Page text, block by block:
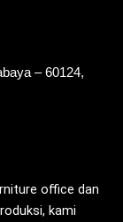
– 60124,
office dan
kami